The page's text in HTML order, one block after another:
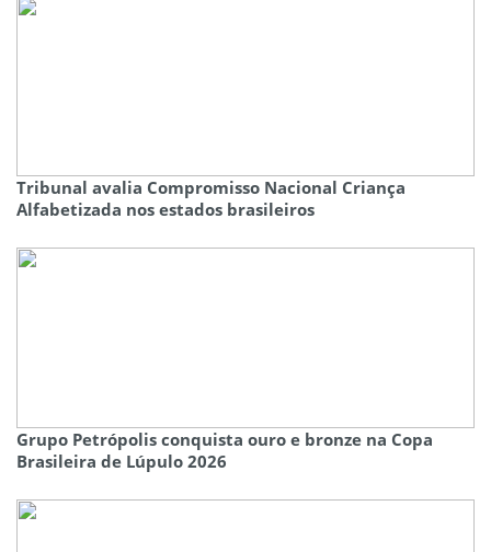
Tribunal avalia Compromisso Nacional Criança
Alfabetizada nos estados brasileiros
Grupo Petrópolis conquista ouro e bronze na Copa
Brasileira de Lúpulo 2026